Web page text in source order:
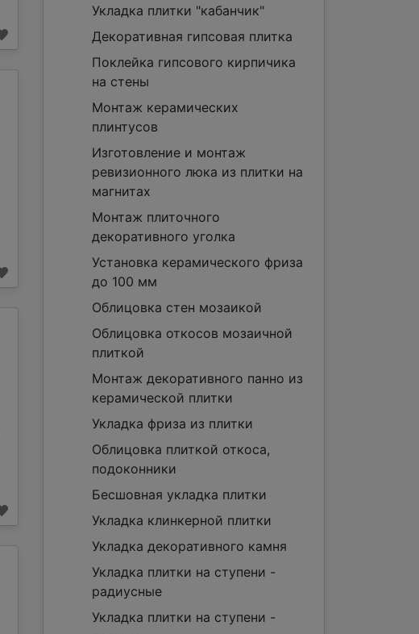
Укладка плитки "кабанчик"
Декоративная гипсовая плитка
Поклейка гипсового кирпичика
на стены
Монтаж керамических
плинтусов
Изготовление и монтаж
ревизионного люка из плитки на
магнитах
Монтаж плиточного
декоративного уголка
Установка керамического фриза
до 100 мм
Облицовка стен мозаикой
Облицовка откосов мозаичной
плиткой
Монтаж декоративного панно из
керамической плитки
Укладка фриза из плитки
Облицовка плиткой откоса,
подоконники
Бесшовная укладка плитки
Укладка клинкерной плитки
Укладка декоративного камня
Укладка плитки на ступени -
радиусные
Укладка плитки на ступени -